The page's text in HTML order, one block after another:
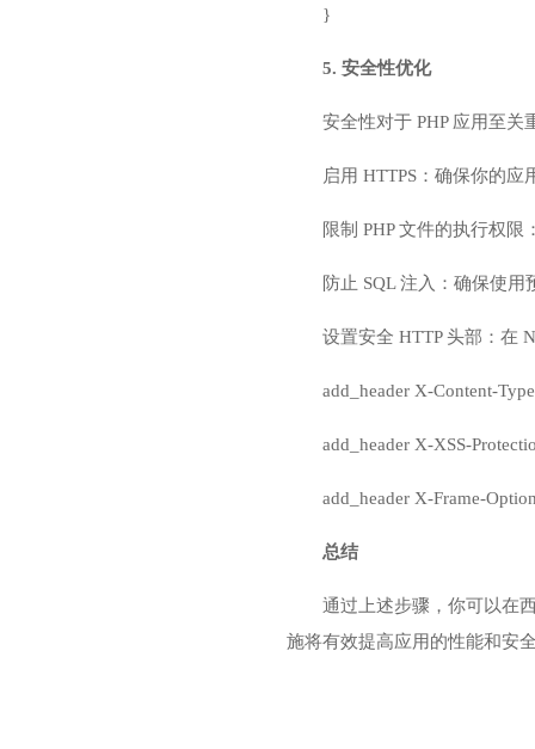
}
5. 安全性优化
安全性对于 PHP 应用至
启用 HTTPS：确保你的应
限制 PHP 文件的执行权
防止 SQL 注入：确保使用
设置安全 HTTP 头部：在
add_header X-Content-
add_header X-XSS-
add_header X-Frame-
总结
通过上述步骤，你可以在
施将有效提高应用的性能和安